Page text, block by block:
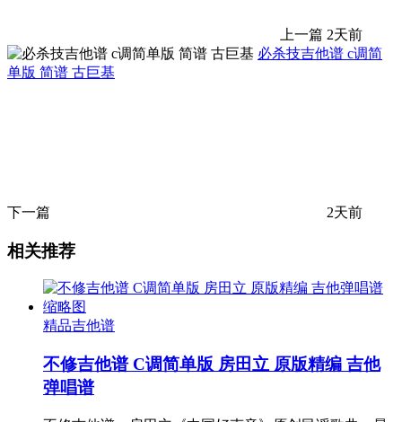
上一篇 2天前
必杀技吉他谱 c调简
单版 简谱 古巨基
下一篇 2天前
相关推荐
精品吉他谱
不修吉他谱 C调简单版 房田立 原版精编 吉他
弹唱谱